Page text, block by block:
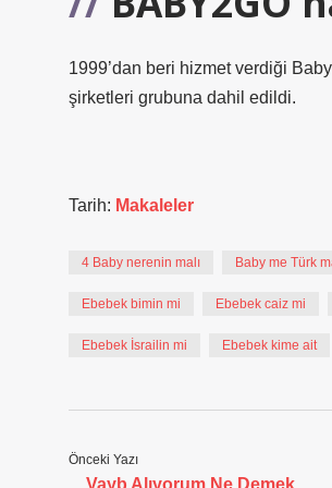
1999’dan beri hizmet verdiği
şirketleri grubuna dahil edildi.
Tarih: Makaleler
4 Baby nerenin malı Baby me Türk
Ebebek bimin mi Ebebek caiz mi
Ebebek İsrailin mi Ebebek kime ait
Önceki Yazı
Vayb Alıyorum Ne Demek